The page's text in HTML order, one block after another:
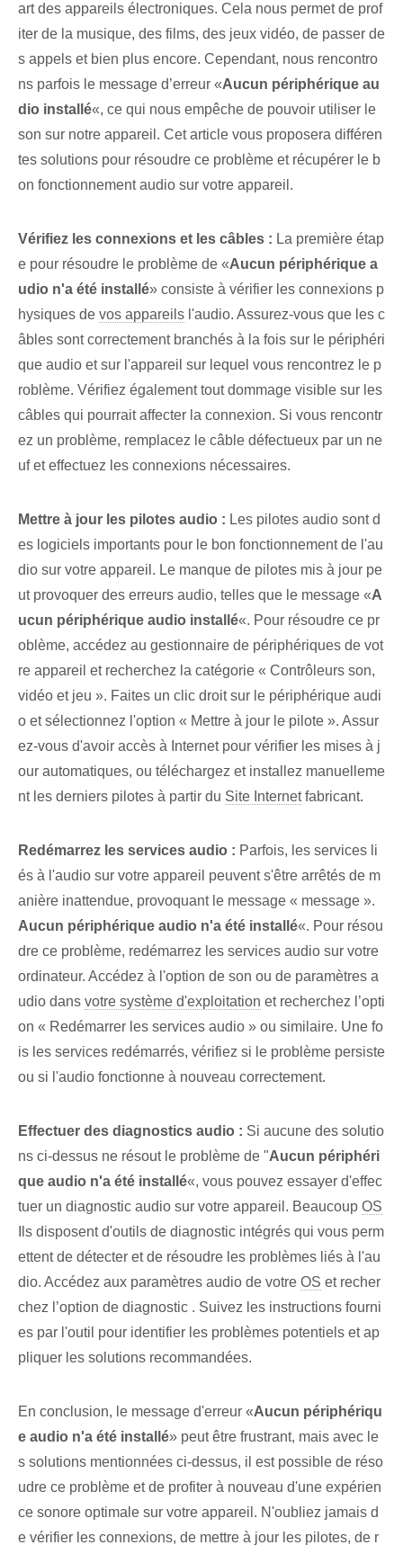
art des appareils électroniques. Cela nous permet de prof
iter de la musique, des films, des jeux vidéo, de passer de
s appels et bien plus encore. Cependant, nous rencontro
ns parfois le message d’erreur «Aucun périphérique au
dio installé«, ce qui ⁤nous empêche de pouvoir utiliser⁤ le
son sur notre appareil. Cet article vous proposera différen
tes solutions pour résoudre ce problème et récupérer le b
on fonctionnement audio sur votre appareil. ⁢
Vérifiez⁢ les connexions et les câbles : La première étap
e pour résoudre le problème de «Aucun périphérique a
udio n'a été installé» consiste à vérifier les connexions p
hysiques ⁤de vos appareils l'audio. Assurez-vous que les c
âbles sont ‌correctement branchés‌ à la fois sur le périphéri
que audio et⁢ sur l'appareil sur lequel vous rencontrez le p
roblème. Vérifiez également tout dommage visible sur les
câbles qui pourrait affecter la connexion. Si vous rencontr
ez un problème, remplacez le câble défectueux par un ne
uf et effectuez les connexions nécessaires.
Mettre à jour les pilotes audio : Les pilotes audio sont d
es logiciels importants pour le bon fonctionnement de l'au
dio sur votre appareil. Le manque de pilotes mis à jour pe
ut provoquer⁢ des erreurs audio, telles que le message «A
ucun périphérique audio installé«. Pour résoudre ce pr
oblème, accédez au gestionnaire de périphériques de vot
re appareil et recherchez la catégorie « Contrôleurs son,
vidéo et jeu ». Faites un clic droit sur le ⁢périphérique audi
o et sélectionnez l'option « Mettre à jour le pilote‍ ». Assur
ez-vous d'avoir accès à Internet pour vérifier les mises à j
our automatiques, ou téléchargez et installez manuelleme
nt les derniers pilotes à partir du Site Internetfabricant.
Redémarrez les services audio⁣ : Parfois, les services li
és à l'audio sur votre appareil peuvent s'être arrêtés de m
anière inattendue, provoquant le message « message ».
Aucun périphérique audio n'a été installé«. Pour résou
dre ce problème, redémarrez les services audio sur votre
ordinateur. Accédez à l'option de son ou de paramètres a
udio dans votre système d'exploitation et recherchez l’opti
on « Redémarrer les services audio » ou similaire. Une fo
is les services redémarrés, vérifiez si le problème persiste
ou si l'audio fonctionne à nouveau correctement.
Effectuer des diagnostics audio : Si aucune des solutio
ns ci-dessus ne résout le problème de "Aucun périphéri
que audio n'a été installé«, vous pouvez essayer d'effec
tuer un diagnostic audio sur votre appareil. Beaucoup OS
Ils disposent d'outils de diagnostic intégrés qui vous perm
ettent de détecter et de résoudre les problèmes liés à l'au
dio. Accédez aux paramètres audio de votre‌ OS et recher
chez l’option de diagnostic ‌. Suivez les instructions fourni
es par l'outil pour identifier les problèmes potentiels et ap
pliquer les solutions recommandées.
En conclusion, le message d'erreur «Aucun périphériqu
e audio n'a été installé» peut être ‌frustrant, mais avec le
s solutions mentionnées ci-dessus, il est possible de réso
udre ce problème et de profiter à nouveau d'une expérien
ce sonore optimale sur votre ‍appareil. N'oubliez jamais d
e vérifier les connexions, de mettre à jour les pilotes, de r